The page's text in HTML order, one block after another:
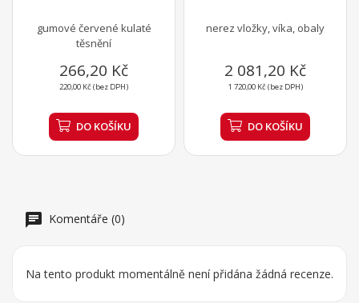
gumové červené kulaté
těsnění
266,20 Kč
220,00 Kč (bez DPH)
DO KOŠÍKU
nerez vložky, víka, obaly
2 081,20 Kč
1 720,00 Kč (bez DPH)
DO KOŠÍKU
Komentáře (0)
Na tento produkt momentálně není přidána žádná recenze.